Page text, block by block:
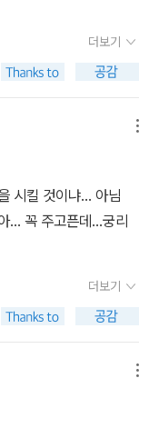
준비를 하긴 했는데…
오!<토지>6권을 샀
님이 아드님 군대 보내
겠다고 다짐하시던 페
는 내 아들이 군대를
제대를 한다는 것이
니 지금부터 한 달에
시작했던 것이다. 갈 길
니 나남 출판사는 절
응께로.<삼체>3은 삼
이고 <리틀 라이프>
도서관에서 늘 빌려오
더보기
시킬 것이냐... 아님
... 꼭 주고픈데...궁리
더보기